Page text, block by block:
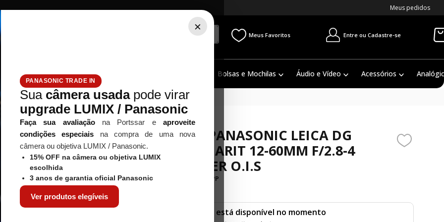
×
PANASONIC TRADE IN
Sua câmera usadapode virar
upgrade LUMIX / Panasonic
Faça sua avaliaçãona Portssar eaproveite
condições especiais na compra de uma nova
câmera ou objetiva LUMIX / Panasonic.
15% OFF na câmera ou objetiva LUMIX
escolhida
3 anos de garantia oficial Panasonic
Ver produtos elegíveis
Meus pedidos
Meus Favoritos Entre ou Cadastre-se
Tripé / Monopé Estúdio / Iluminação Bolsas e Mochilas Áudio e Vídeo Acessórios
ELMARIT 12-60MM F/2.8-4 ASPH POWER O.I.S
OBJETIVA PANASONIC LEICA DG
VARIO-ELMARIT 12-60MM F/2.8-4
ASPH POWER O.I.S
Referência H-ES12060PP
Este produto não está disponível no momento